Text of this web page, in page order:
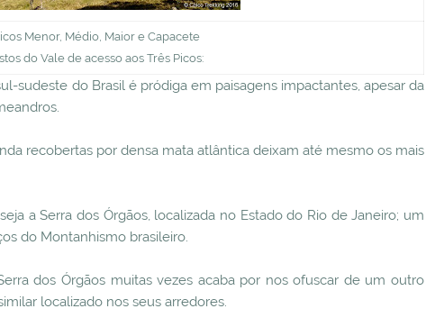
Menor, Médio, Maior e Capacete
do Vale de acesso aos Três Picos:
sudeste do Brasil é pródiga em paisagens impactantes, apesar da
recobertas por densa mata atlântica deixam até mesmo os mais
a Serra dos Órgãos, localizada no Estado do Rio de Janeiro; um
do Montanhismo brasileiro.
dos Órgãos muitas vezes acaba por nos ofuscar de um outro
localizado nos seus arredores.